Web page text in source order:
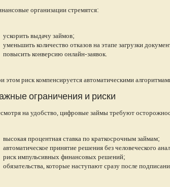
организации стремятся:
ускорить выдачу займов;
уменьшить количество отказов на этапе загрузки
повысить конверсию онлайн-заявок.
этом риск компенсируется автоматическими
ограничения и риски
на удобство, цифровые займы требуют
высокая процентная ставка по краткосрочным займам;
автоматическое принятие решения без человеческого
риск импульсивных финансовых решений;
обязательства, которые наступают сразу после